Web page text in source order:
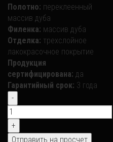
Полотно: переклеенный
массив дуба
Филенка: массив дуба
Отделка: трехслойное
лакокрасочное покрытие
Продукция
сертифицирована: да
Гарантийный срок: 3 года